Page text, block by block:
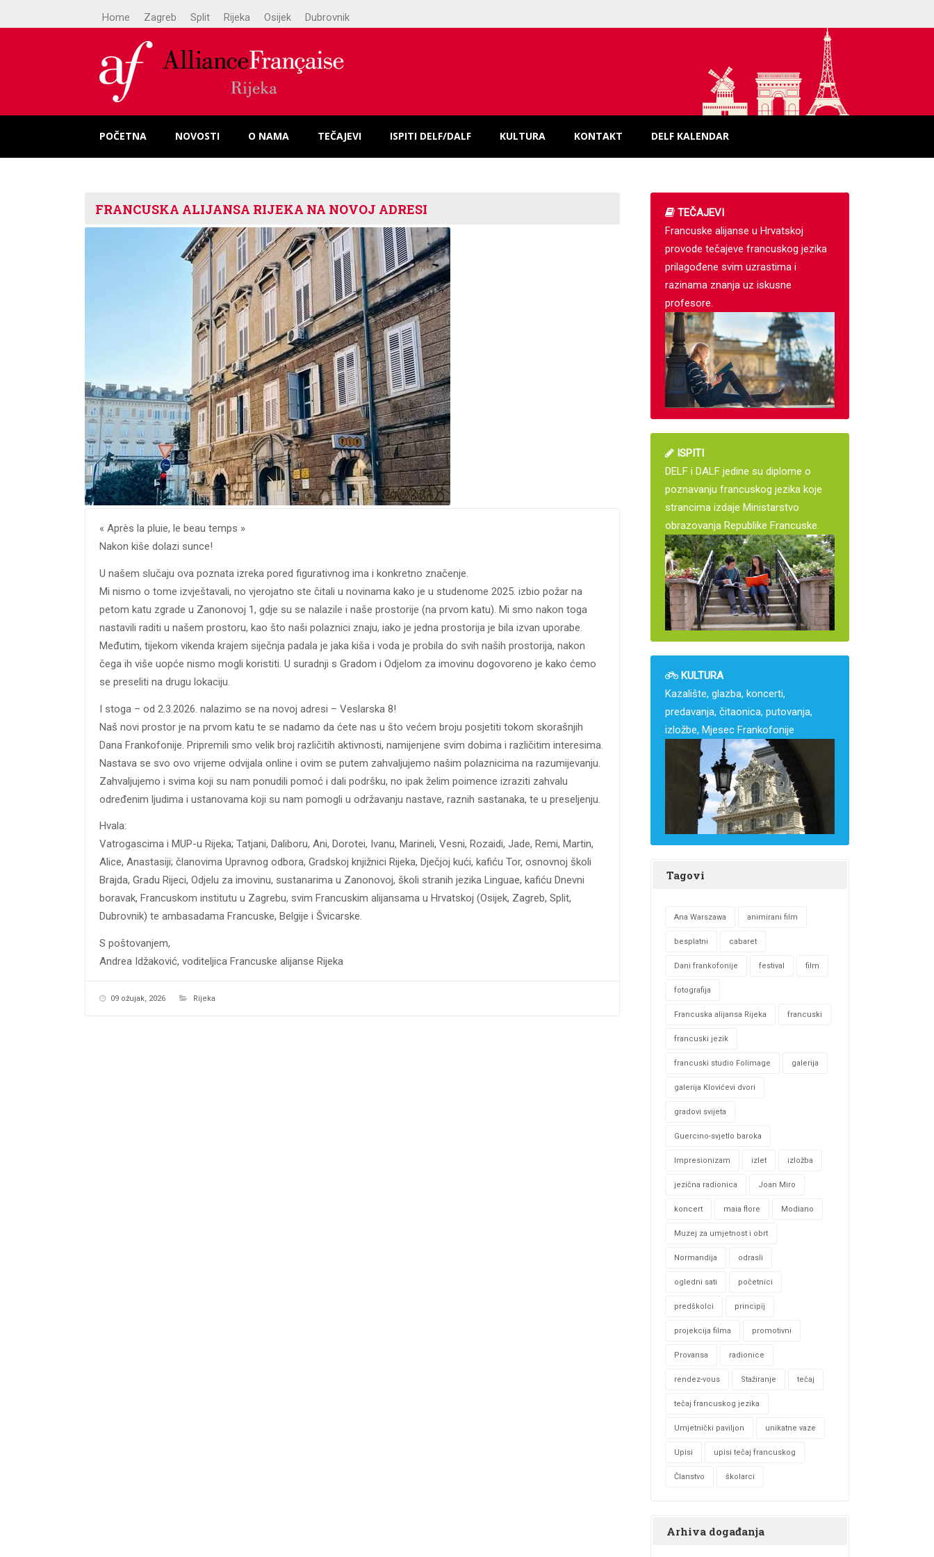
Home Zagreb Split Rijeka Osijek Dubrovnik
POČETNA NOVOSTI O NAMA TEČAJEVI ISPITI DELF/DALF KULTURA KONTAKT DELF KALENDAR
FRANCUSKA ALIJANSA RIJEKA NA NOVOJ ADRESI
« Après la pluie, le beau temps »
Nakon kiše dolazi sunce!
U našem slučaju ova poznata izreka pored figurativnog ima i konkretno značenje.
Mi nismo o tome izvještavali, no vjerojatno ste čitali u novinama kako je u studenome 2025. izbio požar na
petom katu zgrade u Zanonovoj 1, gdje su se nalazile i naše prostorije (na prvom katu). Mi smo nakon toga
nastavili raditi u našem prostoru, kao što naši polaznici znaju, iako je jedna prostorija je bila izvan uporabe.
Međutim, tijekom vikenda krajem siječnja padala je jaka kiša i voda je probila do svih naših prostorija, nakon
čega ih više uopće nismo mogli koristiti. U suradnji s Gradom i Odjelom za imovinu dogovoreno je kako ćemo
se preseliti na drugu lokaciju.
I stoga – od 2.3.2026. nalazimo se na novoj adresi – Veslarska 8!
Naš novi prostor je na prvom katu te se nadamo da ćete nas u što većem broju posjetiti tokom skorašnjih
Dana Frankofonije. Pripremili smo velik broj različitih aktivnosti, namijenjene svim dobima i različitim interesima.
Nastava se svo ovo vrijeme odvijala online i ovim se putem zahvaljujemo našim polaznicima na razumijevanju.
Zahvaljujemo i svima koji su nam ponudili pomoć i dali podršku, no ipak želim poimence izraziti zahvalu
određenim ljudima i ustanovama koji su nam pomogli u održavanju nastave, raznih sastanaka, te u preseljenju.
Hvala:
Vatrogascima i MUP-u Rijeka; Tatjani, Daliboru, Ani, Dorotei, Ivanu, Marineli, Vesni, Rozaidi, Jade, Remi, Martin,
Alice, Anastasiji; članovima Upravnog odbora, Gradskoj knjižnici Rijeka, Dječjoj kući, kafiću Tor, osnovnoj školi
Brajda, Gradu Rijeci, Odjelu za imovinu, sustanarima u Zanonovoj, školi stranih jezika Linguae, kafiću Dnevni
boravak, Francuskom institutu u Zagrebu, svim Francuskim alijansama u Hrvatskoj (Osijek, Zagreb, Split,
Dubrovnik) te ambasadama Francuske, Belgije i Švicarske.
S poštovanjem,
Andrea Idžaković, voditeljica Francuske alijanse Rijeka
09 ožujak, 2026 Rijeka
TEČAJEVI
Francuske alijanse u Hrvatskoj
provode tečajeve francuskog jezika
prilagođene svim uzrastima i
razinama znanja uz iskusne
profesore.
ISPITI
DELF i DALF jedine su diplome o
poznavanju francuskog jezika koje
strancima izdaje Ministarstvo
obrazovanja Republike Francuske.
KULTURA
Kazalište, glazba, koncerti,
predavanja, čitaonica, putovanja,
izložbe, Mjesec Frankofonije
Tagovi
Ana Warszawa animirani film
besplatni cabaret
Dani frankofonije festival film
fotografija
Francuska alijansa Rijeka francuski
francuski jezik
francuski studio Folimage galerija
galerija Klovićevi dvori
gradovi svijeta
Guercino-svjetlo baroka
Impresionizam izlet izložba
jezična radionica Joan Miro
koncert maia flore Modiano
Muzej za umjetnost i obrt
Normandija odrasli
ogledni sati početnici
predškolci principij
projekcija filma promotivni
Provansa radionice
rendez-vous Stažiranje tečaj
tečaj francuskog jezika
Umjetnički paviljon unikatne vaze
Upisi upisi tečaj francuskog
Članstvo školarci
Arhiva događanja